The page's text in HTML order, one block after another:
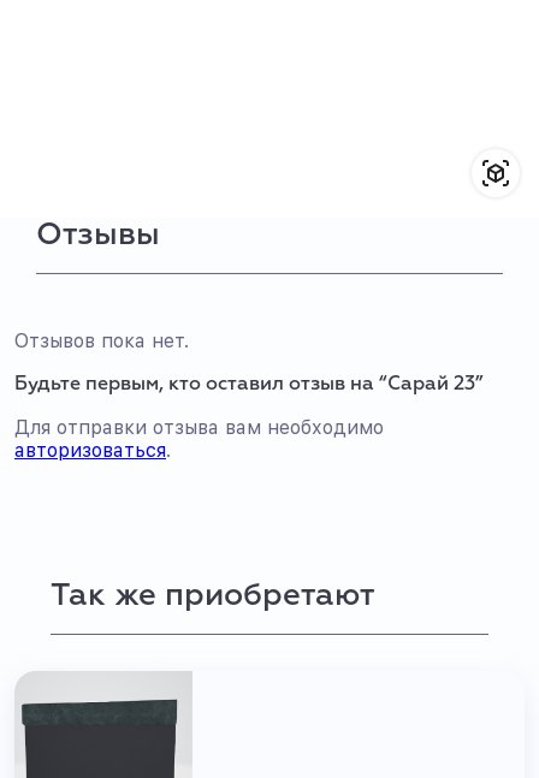
Отзывы
Отзывов пока нет.
Будьте первым, кто оставил отзыв на “Сарай 23”
Для отправки отзыва вам необходимо
авторизоваться.
Так же приобретают